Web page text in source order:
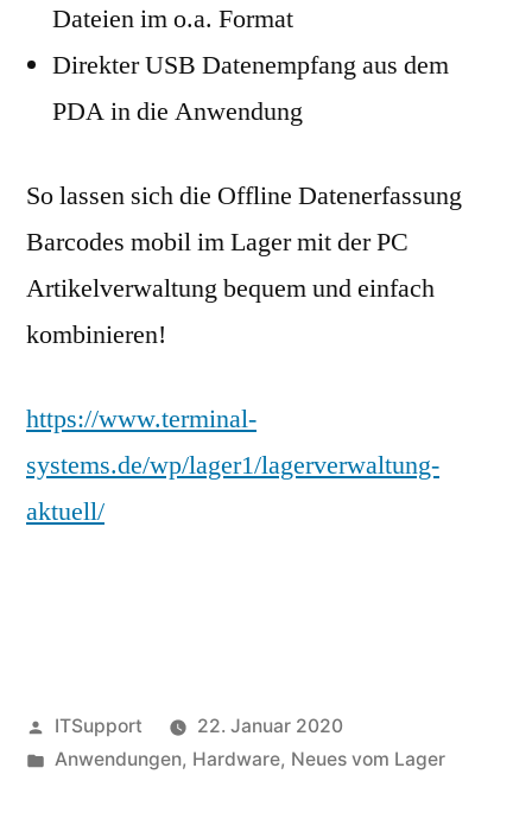
Dateien im o.a. Format
Direkter USB Datenempfang aus dem
PDA in die Anwendung
So lassen sich die Offline Datenerfassung
Barcodes mobil im Lager mit der PC
Artikelverwaltung bequem und einfach
kombinieren!
https://www.terminal-
systems.de/wp/lager1/lagerverwaltung-
aktuell/
Veröffentlicht
von
ITSupport
22. Januar 2020
Veröffentlicht
Anwendungen, Hardware, Neues vom Lager